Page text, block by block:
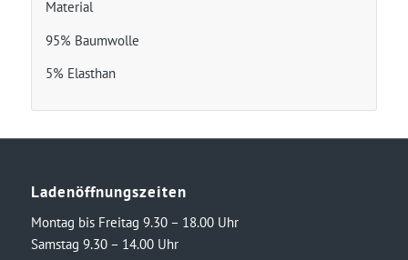
Material
95% Baumwolle
5% Elasthan
Ladenöffnungszeiten
Montag bis Freitag 9.30 – 18.00 Uhr
Samstag 9.30 – 14.00 Uhr